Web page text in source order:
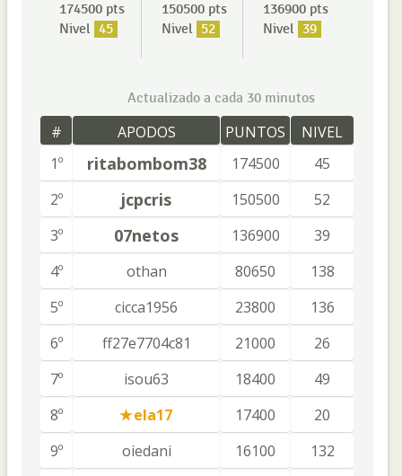
174500 pts
Nivel 45
150500 pts
Nivel 52
136900 pts
Nivel 39
Actualizado a cada 30 minutos
# APODOS PUNTOS
NIVEL
1º
ritabombom38 174500
45
2º
jcpcris 150500
52
3º
07netos 136900
39
4º
othan 80650
138
5º
cicca1956 23800
136
6º
ff27e7704c81 21000
26
7º
isou63 18400
49
8º
ela17 17400
20
9º
oiedani 16100
132